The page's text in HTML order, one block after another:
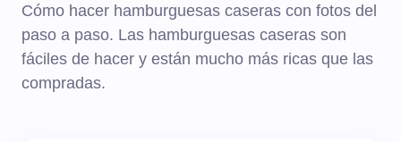
Cómo hacer hamburguesas caseras con fotos del
paso a paso. Las hamburguesas caseras son
fáciles de hacer y están mucho más ricas que las
compradas.